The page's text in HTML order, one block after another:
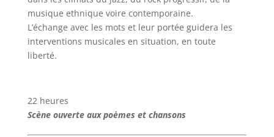
musique ethnique voire contemporaine.
L’échange avec les mots et leur portée guidera les
interventions musicales en situation, en toute
liberté.
22 heures
Scène ouverte aux poèmes et chansons